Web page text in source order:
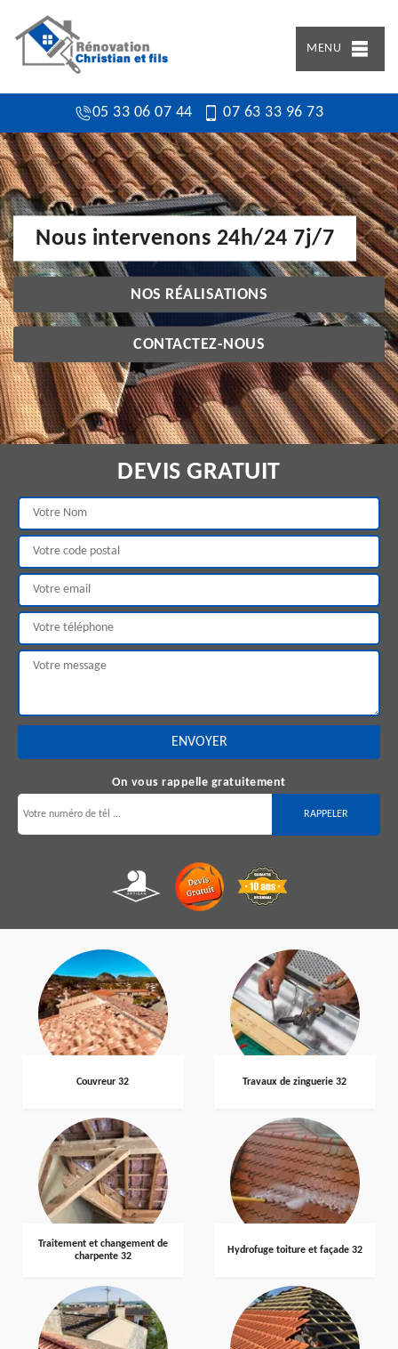
MENU
05 33 06 07 44 07 63 33 96 73
Nous intervenons 24h/24 7j/7
NOS RÉALISATIONS
CONTACTEZ-NOUS
DEVIS GRATUIT
On vous rappelle gratuitement
Couvreur 32 Travaux de zinguerie 32
Traitement et changement de
charpente 32
Hydrofuge toiture et façade 32